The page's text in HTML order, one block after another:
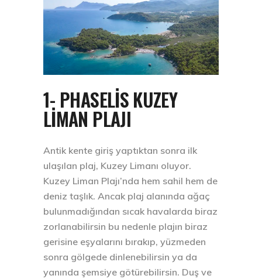
1- PHASELIS KUZEY
LIMAN PLAJI
Antik kente giriş yaptıktan sonra ilk
ulaşılan plaj, Kuzey Limanı oluyor.
Kuzey Liman Plajı’nda hem sahil hem de
deniz taşlık. Ancak plaj alanında ağaç
bulunmadığından sıcak havalarda biraz
zorlanabilirsin bu nedenle plajın biraz
gerisine eşyalarını bırakıp, yüzmeden
sonra gölgede dinlenebilirsin ya da
yanında şemsiye götürebilirsin. Duş ve